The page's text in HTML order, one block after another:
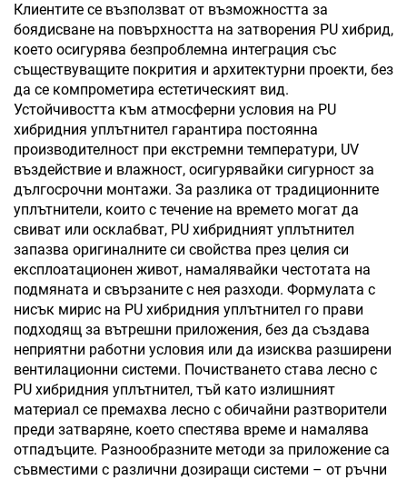
Клиентите се възползват от възможността за
боядисване на повърхността на затворения PU хибрид,
което осигурява безпроблемна интеграция със
съществуващите покрития и архитектурни проекти, без
да се компрометира естетическият вид.
Устойчивостта към атмосферни условия на PU
хибридния уплътнител гарантира постоянна
производителност при екстремни температури, UV
въздействие и влажност, осигурявайки сигурност за
дългосрочни монтажи. За разлика от традиционните
уплътнители, които с течение на времето могат да
свиват или осклабват, PU хибридният уплътнител
запазва оригиналните си свойства през целия си
експлоатационен живот, намалявайки честотата на
подмяната и свързаните с нея разходи. Формулата с
нисък мирис на PU хибридния уплътнител го прави
подходящ за вътрешни приложения, без да създава
неприятни работни условия или да изисква разширени
вентилационни системи. Почистването става лесно с
PU хибридния уплътнител, тъй като излишният
материал се премахва лесно с обичайни разтворители
преди затваряне, което спестява време и намалява
отпадъците. Разнообразните методи за приложение са
съвместими с различни дозиращи системи – от ръчни